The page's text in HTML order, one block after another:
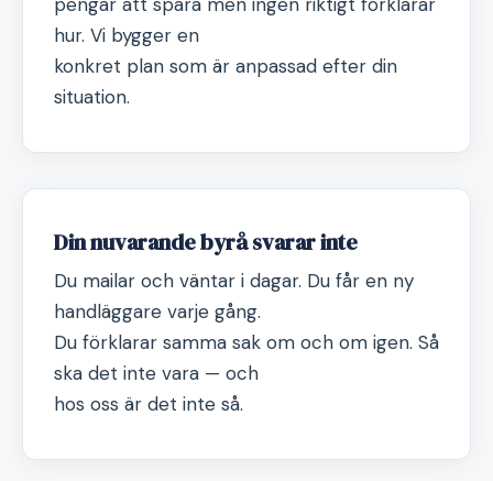
hur. Vi bygger en
konkret plan som är anpassad efter din
situation.
Din nuvarande byrå svarar inte
Du mailar och väntar i dagar. Du får en ny
handläggare varje gång.
Du förklarar samma sak om och om igen. Så
ska det inte vara — och
hos oss är det inte så.